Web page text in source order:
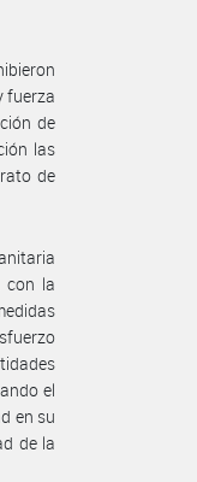
fuerza
de
las
de
con la
el
en su
de la